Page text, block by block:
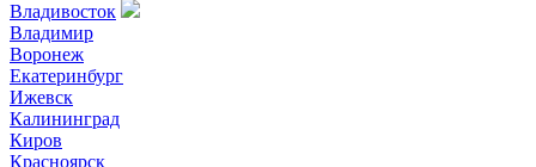
Владивосток
Владимир
Воронеж
Екатеринбург
Ижевск
Калининград
Киров
Красноярск